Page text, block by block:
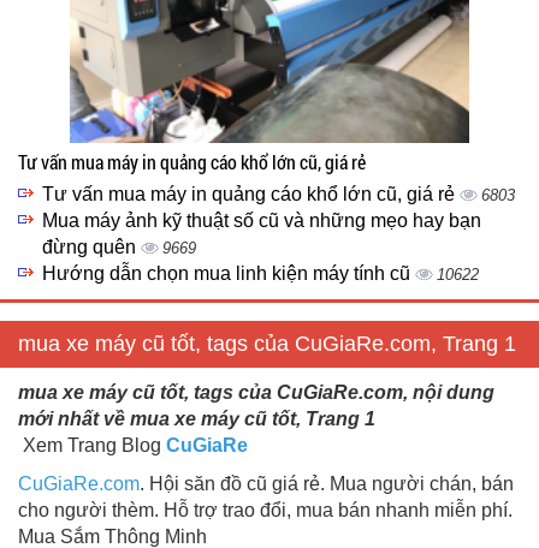
Tư vấn mua máy in quảng cáo khổ lớn cũ, giá rẻ
Tư vấn mua máy in quảng cáo khổ lớn cũ, giá rẻ 6803
Mua máy ảnh kỹ thuật số cũ và những mẹo hay bạn
đừng quên
9669
Hướng dẫn chọn mua linh kiện máy tính cũ 10622
mua xe máy cũ tốt, tags của CuGiaRe.com, Trang 1
mua xe máy cũ tốt, tags của CuGiaRe.com, nội dung
mới nhất về mua xe máy cũ tốt, Trang 1
Xem Trang Blog CuGiaRe
CuGiaRe.com. Hội săn đồ cũ giá rẻ. Mua người chán, bán
cho người thèm. Hỗ trợ trao đổi, mua bán nhanh miễn phí.
Mua Sắm Thông Minh